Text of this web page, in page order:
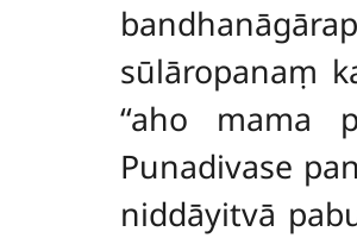
sūlāropanaṃ
‘‘aho mama
Punadivase
niddāyitvā